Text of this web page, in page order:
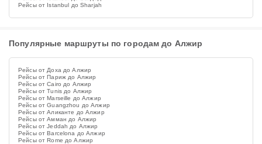
Рейсы от Istanbul до Sharjah
Популярные маршруты по городам до Алжир
Рейсы от Доха до Алжир
Рейсы от Париж до Алжир
Рейсы от Cairo до Алжир
Рейсы от Tunis до Алжир
Рейсы от Marseille до Алжир
Рейсы от Guangzhou до Алжир
Рейсы от Аликанте до Алжир
Рейсы от Амман до Алжир
Рейсы от Jeddah до Алжир
Рейсы от Barcelona до Алжир
Рейсы от Rome до Алжир